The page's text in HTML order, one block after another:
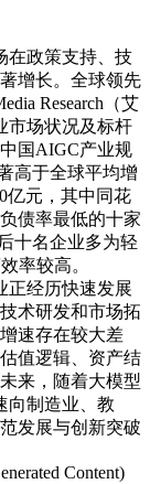
在政策支持、技
增长。全球领先
Research（艾
市场状况及标杆
国AIGC产业规
高于全球平均增
亿元，其中同花
债率最低的十家
十名企业多为轻
率较高。
正经历快速发展
术研发和市场拓
速存在较大差
值逻辑、资产结
来，随着大模型
向制造业、教
发展与创新突破
Content)